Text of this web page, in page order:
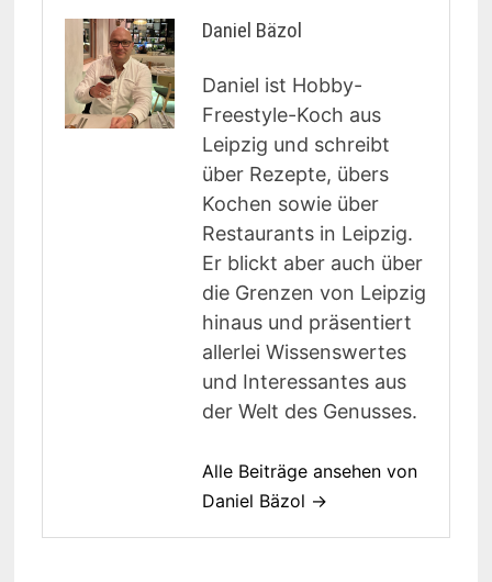
Daniel Bäzol
Daniel ist Hobby-
Freestyle-Koch aus
Leipzig und schreibt
über Rezepte, übers
Kochen sowie über
Restaurants in Leipzig.
Er blickt aber auch über
die Grenzen von Leipzig
hinaus und präsentiert
allerlei Wissenswertes
und Interessantes aus
der Welt des Genusses.
Alle Beiträge ansehen von
Daniel Bäzol →